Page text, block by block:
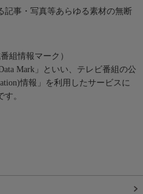
記事・写真等あらゆる素材の無断
組情報マーク）
Mark」といい、テレビ番組の公
情報」を利用したサービスに
。